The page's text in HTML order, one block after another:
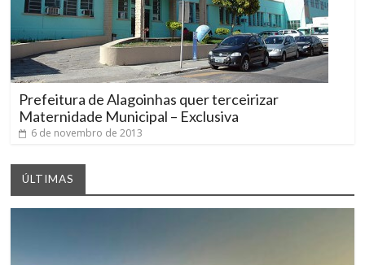
Prefeitura de Alagoinhas quer terceirizar
Maternidade Municipal – Exclusiva
6 de novembro de 2013
ÚLTIMAS